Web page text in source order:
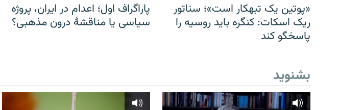
«پوتین یک تبهکار است»؛ سناتور
ریک اسکات: کنگره باید روسیه را
پاسخگو کند
پاراگراف اول؛ اعدام در ایران، پروژه
سیاسی یا مناقشهٔ درون مذهبی؟
بشنوید